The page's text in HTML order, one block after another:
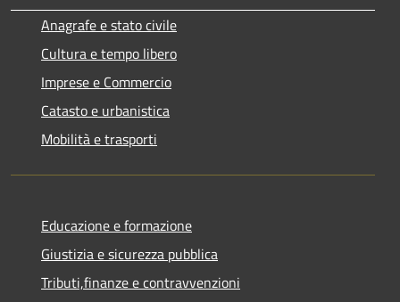
Anagrafe e stato civile
Cultura e tempo libero
Imprese e Commercio
Catasto e urbanistica
Mobilità e trasporti
Educazione e formazione
Giustizia e sicurezza pubblica
Tributi,finanze e contravvenzioni